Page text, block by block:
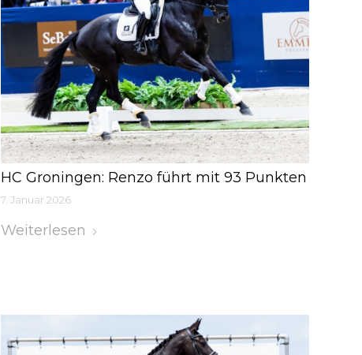
HC Groningen: Renzo führt mit 93 Punkten
7. Januar 2026
Weiterlesen